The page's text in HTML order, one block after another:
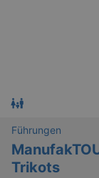
Führungen
Trikots